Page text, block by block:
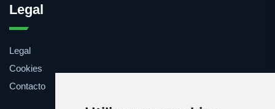
Legal
Legal
Cookies
Contacto